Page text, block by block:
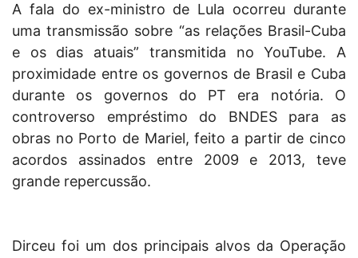
A fala do ex-ministro de Lula ocorreu durante
uma transmissão sobre “as relações Brasil-Cuba
e os dias atuais” transmitida no YouTube. A
proximidade entre os governos de Brasil e Cuba
durante os governos do PT era notória. O
controverso empréstimo do BNDES para as
obras no Porto de Mariel, feito a partir de cinco
acordos assinados entre 2009 e 2013, teve
grande repercussão.
Dirceu foi um dos principais alvos da Operação